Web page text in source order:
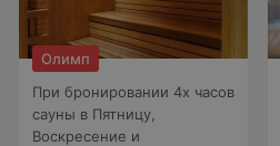
Олимп
При бронировании 4х часов
сауны в Пятницу,
Воскресение и